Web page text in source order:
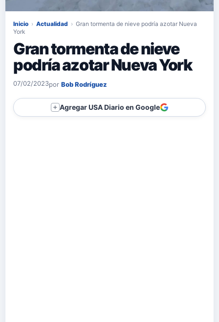
Inicio › Actualidad › Gran tormenta de nieve podría azotar Nueva
York
Gran tormenta de nieve
podría azotar Nueva York
07/02/2023por Bob Rodríguez
＋ Agregar USA Diario en Google